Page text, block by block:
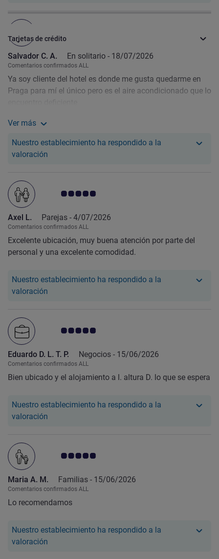
Beneficios
Pago
Tarjetas de crédito
Salvador C. A. En solitario - 18/07/2026
Comentarios confirmados ALL
Ya soy cliente del hotel es donde me gusta quedarme en
Praga para mí el único pero es el aire acondicionado que lo
Ver más
Nuestro establecimiento ha respondido a la
valoración
Nota de clientes de Avis 5.0/5
Axel L. Parejas - 4/07/2026
Comentarios confirmados ALL
Excelente ubicación, muy buena atención por parte del
personal y una excelente comodidad.
Nuestro establecimiento ha respondido a la
valoración
Nota de clientes de Avis 5.0/5
Eduardo D. L. T. P. Negocios - 15/06/2026
Comentarios confirmados ALL
Bien ubicado y el alojamiento a l. altura D. lo que se espera
Nuestro establecimiento ha respondido a la
valoración
Nota de clientes de Avis 5.0/5
Maria A. M. Familias - 15/06/2026
Comentarios confirmados ALL
Lo recomendamos
Nuestro establecimiento ha respondido a la
valoración